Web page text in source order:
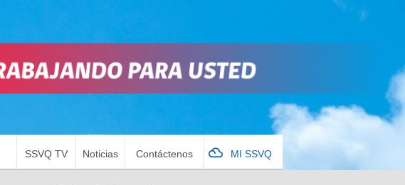
SSVQ TV Noticias Contáctenos MI SSVQ